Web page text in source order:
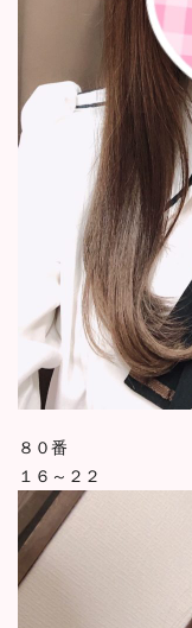
８０番
１６～２２